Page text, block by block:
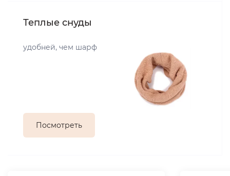
Теплые снуды
удобней, чем шарф
Посмотреть